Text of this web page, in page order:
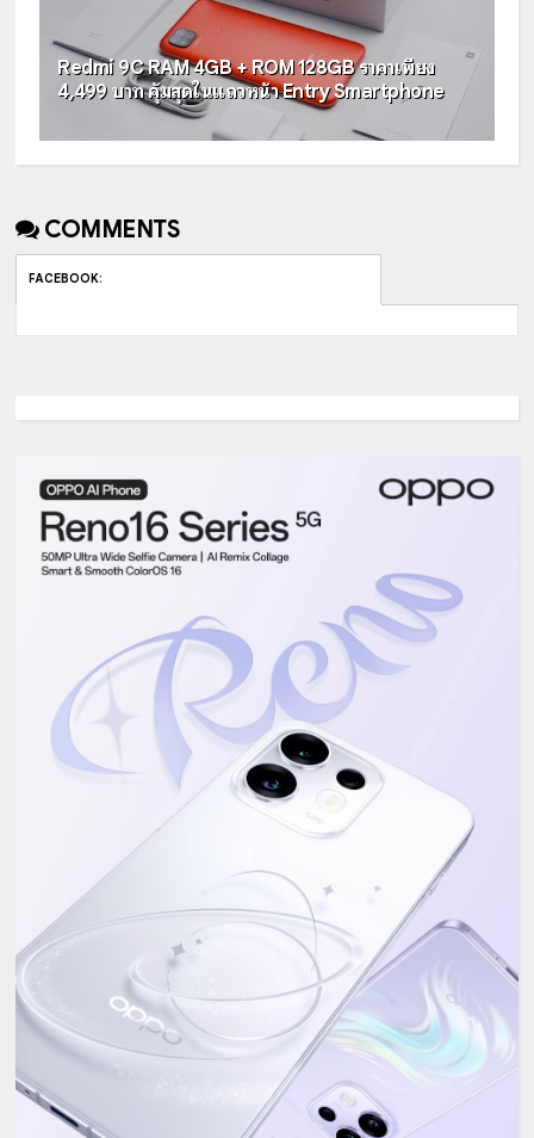
Redmi 9C RAM 4GB + ROM 128GB ราคาเพียง
4,499 บาท คุ้มสุดในแถวหน้า Entry Smartphone
COMMENTS
FACEBOOK: